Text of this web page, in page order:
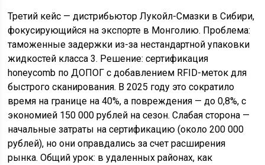
Третий кейс — дистрибьютор Лукойл-Смазки в Сибири,
фокусирующийся на экспорте в Монголию. Проблема:
таможенные задержки из-за нестандартной упаковки
жидкостей класса 3. Решение: сертификация
honeycomb по ДОПОГ с добавлением RFID-меток для
быстрого сканирования. В 2025 году это сократило
время на границе на 40%, а повреждения — до 0,8%, с
экономией 150 000 рублей на сезон. Слабая сторона —
начальные затраты на сертификацию (около 200 000
рублей), но они оправдались за счет расширения
рынка. Общий урок: в удаленных районах, как